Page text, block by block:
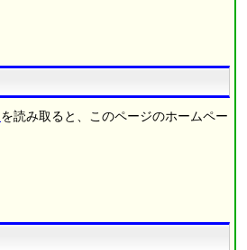
を読み取ると、このページのホームペー